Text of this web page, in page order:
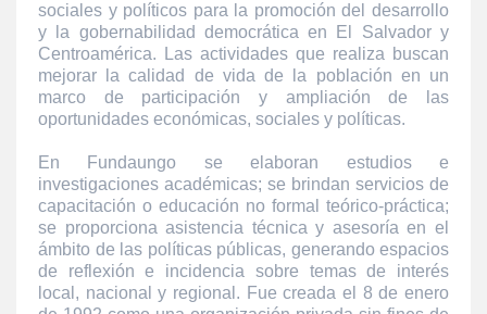
sociales y políticos para la promoción del desarrollo
y la gobernabilidad democrática en El Salvador y
Centroamérica. Las actividades que realiza buscan
mejorar la calidad de vida de la población en un
marco de participación y ampliación de las
oportunidades económicas, sociales y políticas.
En Fundaungo se elaboran estudios e
investigaciones académicas; se brindan servicios de
capacitación o educación no formal teórico-práctica;
se proporciona asistencia técnica y asesoría en el
ámbito de las políticas públicas, generando espacios
de reflexión e incidencia sobre temas de interés
local, nacional y regional. Fue creada el 8 de enero